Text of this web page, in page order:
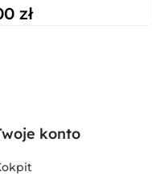
zł
konto